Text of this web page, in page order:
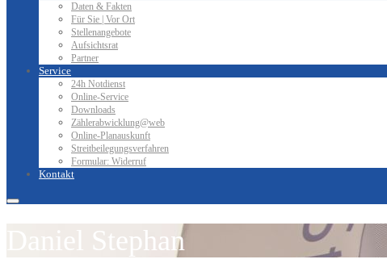
Daten & Fakten
Für Sie | Vor Ort
Stellenangebote
Aufsichtsrat
Partner
Service
24h Notdienst
Online-Service
Downloads
Zählerabwicklung@web
Online-Planauskunft
Streitbeilegungsverfahren
Formular: Widerruf
Kontakt
Daniel Stephan